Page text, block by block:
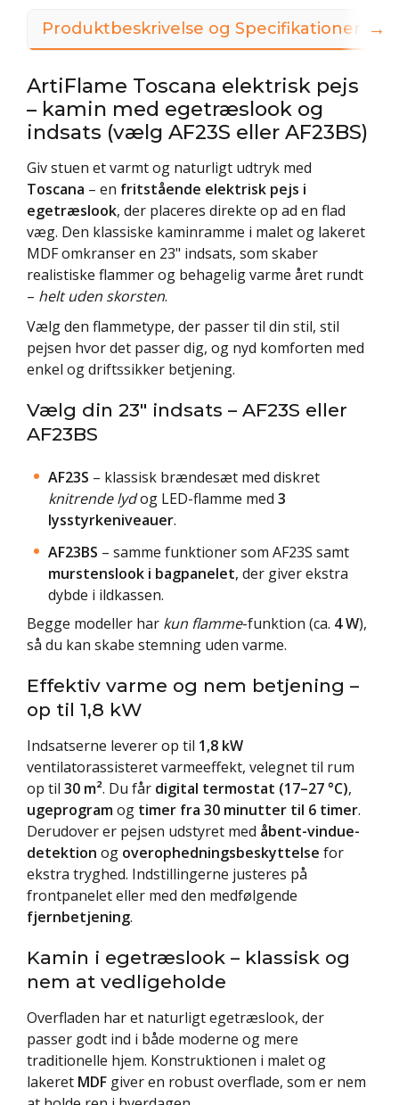
Produktbeskrivelse og Specifikationer
ArtiFlame Toscana elektrisk pejs
– kamin med egetræslook og
indsats (vælg AF23S eller AF23BS)
Giv stuen et varmt og naturligt udtryk med
Toscana – en fritstående elektrisk pejs i
egetræslook, der placeres direkte op ad en flad
væg. Den klassiske kaminramme i malet og lakeret
MDF omkranser en 23" indsats, som skaber
realistiske flammer og behagelig varme året rundt
– helt uden skorsten.
Vælg den flammetype, der passer til din stil, stil
pejsen hvor det passer dig, og nyd komforten med
enkel og driftssikker betjening.
Vælg din 23" indsats – AF23S eller
AF23BS
AF23S – klassisk brændesæt med diskret
knitrende lydog LED-flamme med 3
lysstyrkeniveauer.
AF23BS – samme funktioner som AF23S samt
murstenslook i bagpanelet, der giver ekstra
dybde i ildkassen.
Begge modeller har kun flamme-funktion (ca. 4 W),
så du kan skabe stemning uden varme.
Effektiv varme og nem betjening –
op til 1,8 kW
Indsatserne leverer op til 1,8 kW
ventilatorassisteret varmeeffekt, velegnet til rum
op til 30 m². Du får digital termostat (17–27 °C),
ugeprogramog timer fra 30 minutter til 6 timer.
Derudover er pejsen udstyret med åbent-vindue-
detektion og overophedningsbeskyttelse for
ekstra tryghed. Indstillingerne justeres på
frontpanelet eller med den medfølgende
fjernbetjening.
Kamin i egetræslook – klassisk og
nem at vedligeholde
Overfladen har et naturligt egetræslook, der
passer godt ind i både moderne og mere
traditionelle hjem. Konstruktionen i malet og
lakeret MDF giver en robust overflade, som er nem
→